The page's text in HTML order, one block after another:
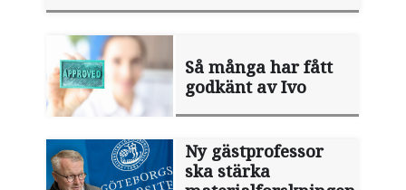
Så många har fått
godkänt av Ivo
Ny gästprofessor
ska stärka